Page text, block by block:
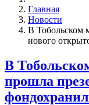
Главная
Новости
В Тобольском
нового
В
прошла